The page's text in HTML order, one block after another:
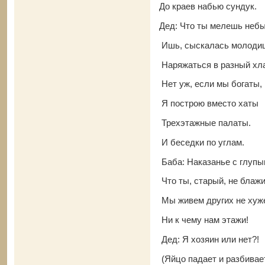
До краев набью сундук.
Дед: Что ты мелешь
Ишь, сыскалась
Наряжаться в разный
Нет уж, если мы богаты,
Я построю вместо хаты
Трехэтажные палаты.
И беседки по углам.
Баба: Наказанье с
Что ты, старый, не
Мы живем других не
Ни к чему нам этажи!
Дед: Я хозяин или нет?!
(Яйцо падает и